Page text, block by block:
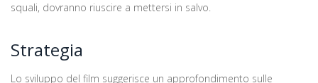
squali, dovranno riuscire a mettersi in salvo.
Strategia
Lo sviluppo del film suggerisce un approfondimento sulle